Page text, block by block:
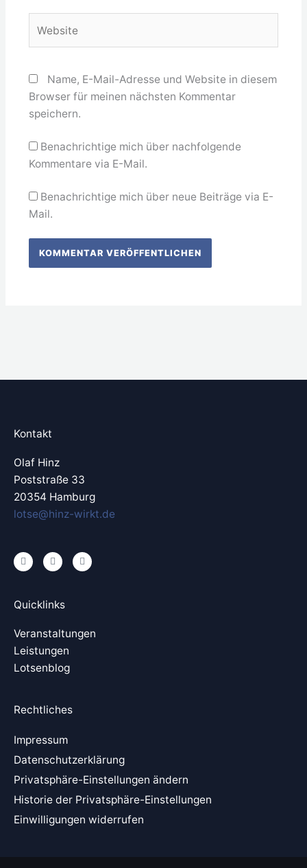
Name, E-Mail-Adresse und Website in diesem
Browser für meinen nächsten Kommentar
speichern.
Benachrichtige mich über nachfolgende
Kommentare via E-Mail.
Benachrichtige mich über neue Beiträge via E-
Mail.
Kontakt
Olaf Hinz
Poststraße 33
20354 Hamburg
lotse@hinz-wirkt.de
L
i
d
X
i
Y
o
Quicklinks
Veranstaltungen
Leistungen
Lotsenblog
Rechtliches
Impressum
Datenschutzerklärung
Privatsphäre-Einstellungen ändern
Historie der Privatsphäre-Einstellungen
Einwilligungen widerrufen